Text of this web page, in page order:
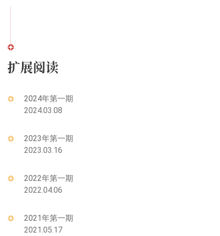
扩展阅读
2024年第一期
2024.03.08
2023年第一期
2023.03.16
2022年第一期
2022.04.06
2021年第一期
2021.05.17